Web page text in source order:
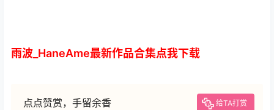
雨波_HaneAme最新作品合集点我下载
点点赞赏，手留余香 给TA打赏